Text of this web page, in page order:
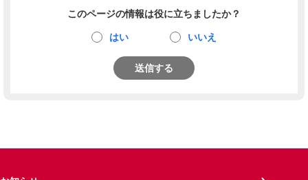
このページの情報は役に立ちましたか？
はい いいえ
送信する